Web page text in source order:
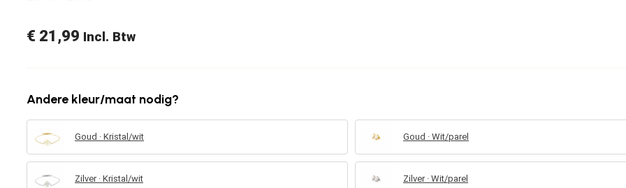
€ 21,99 Incl. Btw
Andere kleur/maat nodig?
Goud · Kristal/wit Goud · Wit/parel
Zilver · Kristal/wit Zilver · Wit/parel